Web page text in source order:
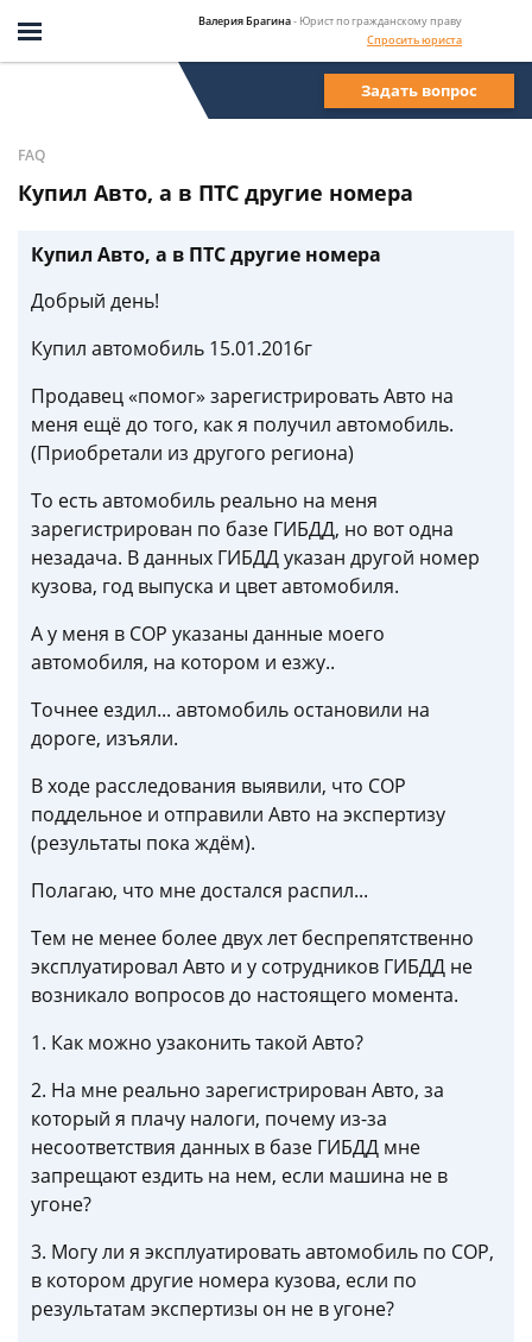
Валерия Брагина- Юрист по гражданскому праву
Спросить юриста
Задать вопрос
FAQ
Купил Авто, а в ПТС другие номера
Купил Авто, а в ПТС другие номера
Добрый день!
Купил автомобиль 15.01.2016г
Продавец «помог» зарегистрировать Авто на
меня ещё до того, как я получил автомобиль.
(Приобретали из другого региона)
То есть автомобиль реально на меня
зарегистрирован по базе ГИБДД, но вот одна
незадача. В данных ГИБДД указан другой номер
кузова, год выпуска и цвет автомобиля.
А у меня в СОР указаны данные моего
автомобиля, на котором и езжу..
Точнее ездил... автомобиль остановили на
дороге, изъяли.
В ходе расследования выявили, что СОР
поддельное и отправили Авто на экспертизу
(результаты пока ждём).
Полагаю, что мне достался распил...
Тем не менее более двух лет беспрепятственно
эксплуатировал Авто и у сотрудников ГИБДД не
возникало вопросов до настоящего момента.
1. Как можно узаконить такой Авто?
2. На мне реально зарегистрирован Авто, за
который я плачу налоги, почему из-за
несоответствия данных в базе ГИБДД мне
запрещают ездить на нем, если машина не в
угоне?
3. Могу ли я эксплуатировать автомобиль по СОР,
в котором другие номера кузова, если по
результатам экспертизы он не в угоне?